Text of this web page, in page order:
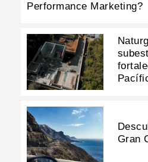
Performance Marketing?
Gran